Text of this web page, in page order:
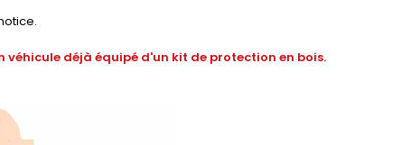
véhicule déjà équipé d'un kit de protection en bois.